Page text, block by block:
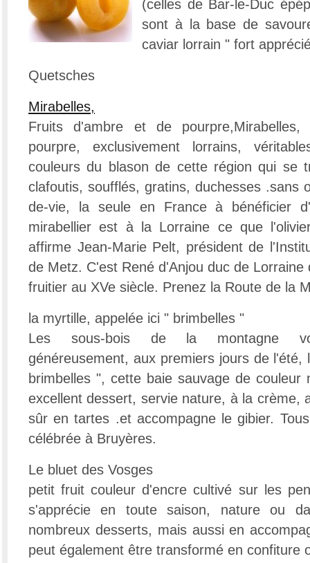
(celles de Bar-le-Duc
sont à la base de
caviar lorrain " fort
Quetsches
Mirabelles,
Fruits d'ambre et de
pourpre, exclusivement lorrains,
couleurs du blason de cette région qui se
clafoutis, soufflés, gratins, duchesses .sans
de-vie, la seule en France à bénéficier
mirabellier est à la Lorraine ce que
affirme Jean-Marie Pelt, président de
de Metz. C'est René d'Anjou duc de
fruitier au XVe siècle. Prenez la Route de la
la myrtille, appelée ici " brimbelles "
Les sous-bois de la montagne
généreusement, aux premiers jours de l'été,
brimbelles ", cette baie sauvage de couleur
excellent dessert, servie nature, à la crème,
sûr en tartes .et accompagne le gibier.
célébrée à Bruyères.
Le bluet des Vosges
petit fruit couleur d'encre cultivé sur les
s'apprécie en toute saison, nature ou
nombreux desserts, mais aussi en
peut également être transformé en confiture